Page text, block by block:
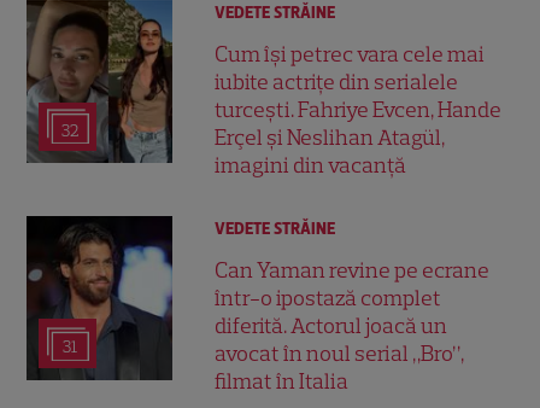
32
VEDETE STRĂINE
Cum își petrec vara cele mai
iubite actrițe din serialele
turcești. Fahriye Evcen, Hande
Erçel și Neslihan Atagül,
imagini din vacanță
31
VEDETE STRĂINE
Can Yaman revine pe ecrane
într-o ipostază complet
diferită. Actorul joacă un
avocat în noul serial „Bro”,
filmat în Italia